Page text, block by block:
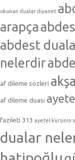
okunan dualar diyanet
arapça
abdest
nelerdir
af dileme sözleri
af dileme duası
fazileti 313 ayetel kürsinin
dualar